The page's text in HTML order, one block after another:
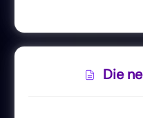
Die